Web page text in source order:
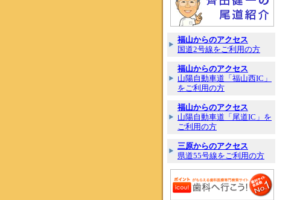
福山からのアクセス
国道2号線をご利用の方
福山からのアクセス
山陽自動車道「福山西IC」
をご利用の方
福山からのアクセス
山陽自動車道「尾道IC」を
ご利用の方
三原からのアクセス
県道55号線をご利用の方